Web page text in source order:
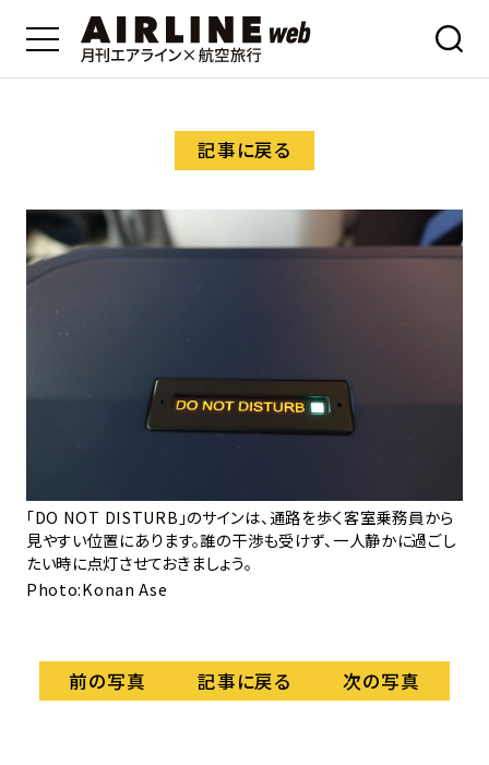
記事に戻る
「DO NOT DISTURB」のサインは、通路を歩く客室乗務員から
見やすい位置にあります。誰の干渉も受けず、一人静かに過ごし
たい時に点灯させておきましょう。
Photo:Konan Ase
前の写真 記事に戻る 次の写真